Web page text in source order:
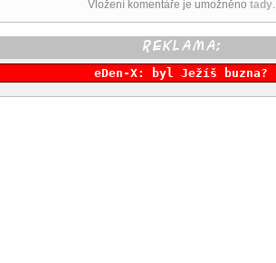
Vložení komentáře je umožněno tady.
eDen-X: byl Ježíš buzna?